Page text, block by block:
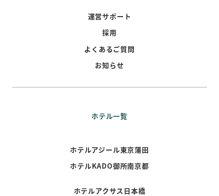
運営サポート
採用
よくあるご質問
お知らせ
ホテル一覧
ホテルアジール東京蒲田
ホテルKADO御所南京都
ホテルアクサス日本橋